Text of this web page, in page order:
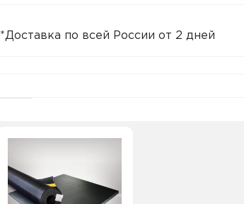
*Доставка по всей России от 2 дней